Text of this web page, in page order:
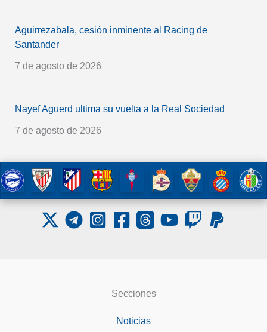
Aguirrezabala, cesión inminente al Racing de
Santander
7 de agosto de 2026
Nayef Aguerd ultima su vuelta a la Real Sociedad
7 de agosto de 2026
Secciones
Noticias